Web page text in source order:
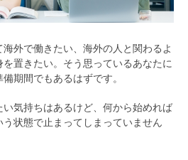
外で働きたい、海外の人と関わるよ
置きたい。そう思っているあなたに
期間でもあるはずです。
い気持ちはあるけど、何から始めれば
状態で止まってしまっていません